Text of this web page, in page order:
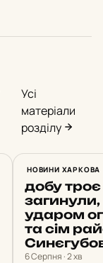
Усі
матеріали
розділу
НОВИНИ ХАРКОВА
Обстріли
добу
загинули,
ударом
та сім
6 Серпня · 2 хв